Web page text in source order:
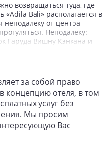
возвращаться туда, где
«Adila Bali» располагается в
неподалёку от центра
Неподалёку:
Гаруда Вишну Кэнкана и
гостей в отеле:
к весёлому и
есть библиотека.
процедурами: есть
ещё в распоряжении гостей
за собой право
концепцию отеля, в том
услуг без
Мы просим
Вас